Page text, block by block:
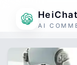
HeiChat
AI